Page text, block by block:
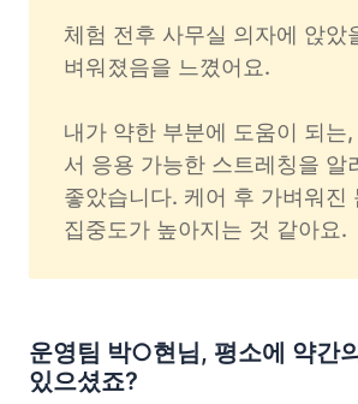
체험 전후 사무실 의자에 앉았
벼워졌음을 느꼈어요.
내가 약한 부분에 도움이 되는
서 응용 가능한 스트레칭을 알
좋았습니다. 케어 후 가벼워진
집중도가 높아지는 것 같아요.
운영팀 박○현님, 평소에 약간
있으셨죠?